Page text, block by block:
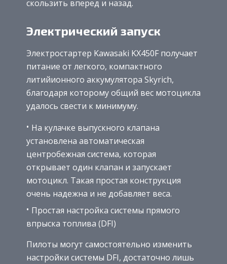
скользить вперед и назад.
Электрический запуск
Электростартер Kawasaki KX450F получает
питание от легкого, компактного
литийионного аккумулятора Skyrich,
благодаря которому общий вес мотоцикла
удалось свести к минимуму.
На кулачке выпускного клапана
установлена автоматическая
центробежная система, которая
открывает один клапан и запускает
мотоцикл. Такая простая конструкция
очень надежна и не добавляет веса.
Простая настройка системы прямого
впрыска топлива (DFI)
Пилоты могут самостоятельно изменить
настройки системы DFI, достаточно лишь